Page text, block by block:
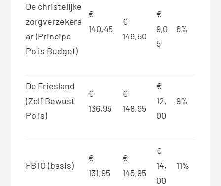
De christelijke
zorgverzekera
ar (Principe
Polis Budget)
€
140,45
€
149,50
€
9,0
5
6%
De Friesland
(Zelf Bewust
Polis)
€
136,95
€
148,95
€
12,
00
9%
FBTO (basis)
€
131,95
€
145,95
€
14,
00
11%